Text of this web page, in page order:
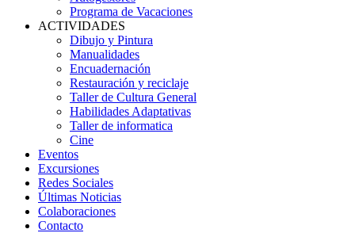
Programa de Vacaciones
ACTIVIDADES
Dibujo y Pintura
Manualidades
Encuadernación
Restauración y reciclaje
Taller de Cultura General
Habilidades Adaptativas
Taller de informatica
Cine
Eventos
Excursiones
Redes Sociales
Últimas Noticias
Colaboraciones
Contacto